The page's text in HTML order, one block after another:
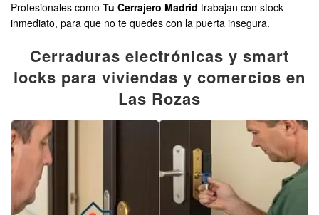
Profesionales como Tu Cerrajero Madrid trabajan con stock
inmediato, para que no te quedes con la puerta insegura.
Cerraduras electrónicas y smart
locks para viviendas y comercios en
Las Rozas